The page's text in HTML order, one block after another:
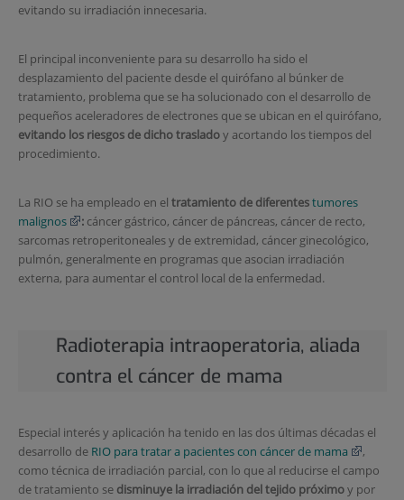
evitando su irradiación innecesaria.
El principal inconveniente para su desarrollo ha sido el
desplazamiento del paciente desde el quirófano al búnker de
tratamiento, problema que se ha solucionado con el desarrollo de
pequeños aceleradores de electrones que se ubican en el quirófano,
evitando los riesgos de dicho trasladoy acortando los tiempos del
procedimiento.
La RIO se ha empleado en el tratamiento de diferentestumores
malignos
:cáncer gástrico, cáncer de páncreas, cáncer de recto,
sarcomas retroperitoneales y de extremidad, cáncer ginecológico,
pulmón, generalmente en programas que asocian irradiación
externa, para aumentar el control local de la enfermedad.
Radioterapia intraoperatoria, aliada
contra el cáncer de mama
Especial interés y aplicación ha tenido en las dos últimas décadas el
desarrollo de RIO para tratar a pacientes con cáncer de mama
,
como técnica de irradiación parcial, con lo que al reducirse el campo
de tratamiento se disminuye la irradiación del tejido próximoy por